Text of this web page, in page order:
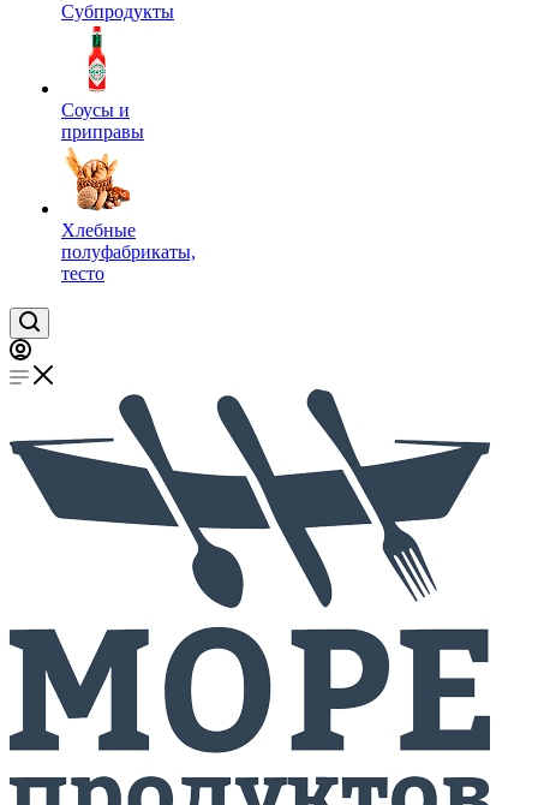
Субпродукты
Соусы и
приправы
Хлебные
полуфабрикаты,
тесто